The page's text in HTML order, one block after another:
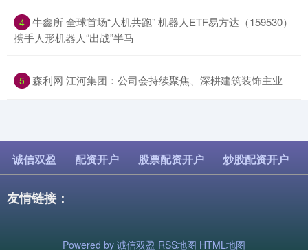
4 ​牛鑫所 全球首场“人机共跑” 机器人ETF易方达（159530）
携手人形机器人“出战”半马
5 ​森利网 江河集团：公司会持续聚焦、深耕建筑装饰主业
诚信双盈 配资开户 股票配资开户 炒股配资开户
友情链接：
Powered by 诚信双盈 RSS地图 HTML地图